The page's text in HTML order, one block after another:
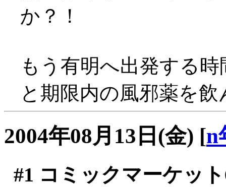
か？！
もう有明へ出発する
と期限内の風邪薬を
2004年08月13日(金) [n
#1 コミックマーケッ